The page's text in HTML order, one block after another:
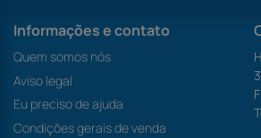
Informações e contato
Quem somos nós
Aviso legal
Eu preciso de ajuda
Condições gerais de venda